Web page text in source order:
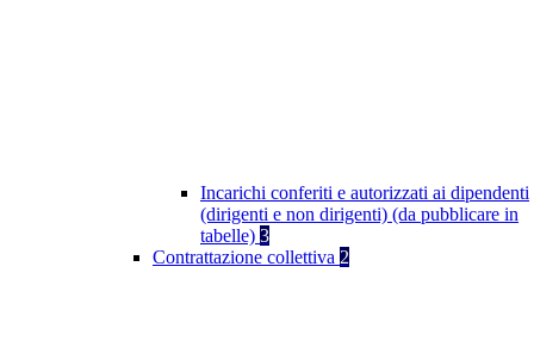
Incarichi conferiti e autorizzati ai dipendenti
(dirigenti e non dirigenti) (da pubblicare in
tabelle) 3
Contrattazione collettiva 2